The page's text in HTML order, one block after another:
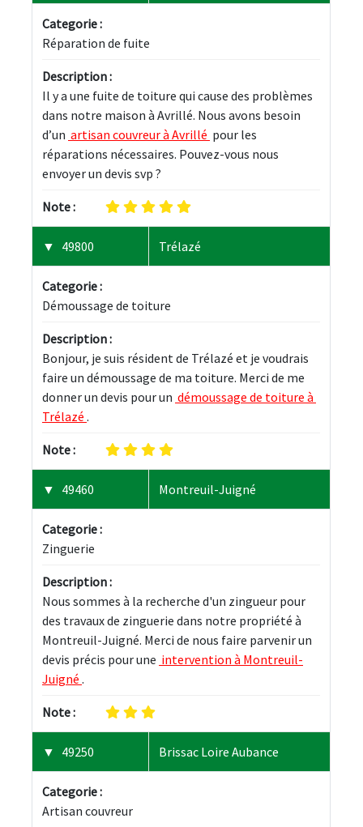
Categorie :
Réparation de fuite
Description :
Il y a une fuite de toiture qui cause des problèmes
dans notre maison à Avrillé. Nous avons besoin
d’un artisan couvreur à Avrillé pour les
réparations nécessaires. Pouvez-vous nous
envoyer un devis svp ?
Note :
49800 Trélazé
Categorie :
Démoussage de toiture
Description :
Bonjour, je suis résident de Trélazé et je voudrais
faire un démoussage de ma toiture. Merci de me
donner un devis pour un démoussage de toiture à
Trélazé .
Note :
49460 Montreuil-Juigné
Categorie :
Zinguerie
Description :
Nous sommes à la recherche d'un zingueur pour
des travaux de zinguerie dans notre propriété à
Montreuil-Juigné. Merci de nous faire parvenir un
devis précis pour une intervention à Montreuil-
Juigné .
Note :
49250 Brissac Loire Aubance
Categorie :
Artisan couvreur